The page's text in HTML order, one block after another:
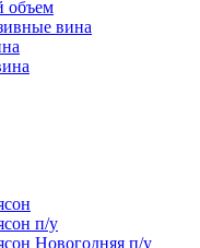
объем
вина
п/у
Новогодняя п/у